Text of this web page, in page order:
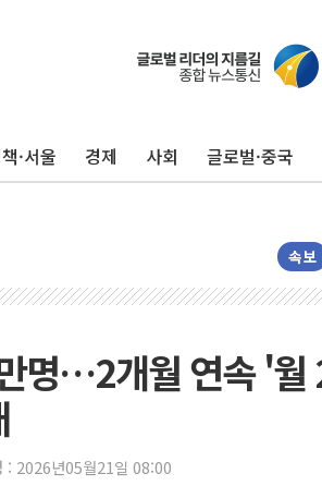
·서울 경제 사회 글로벌·중국
속보
명…2개월 연속 '월
: 2026년05월21일 08:00